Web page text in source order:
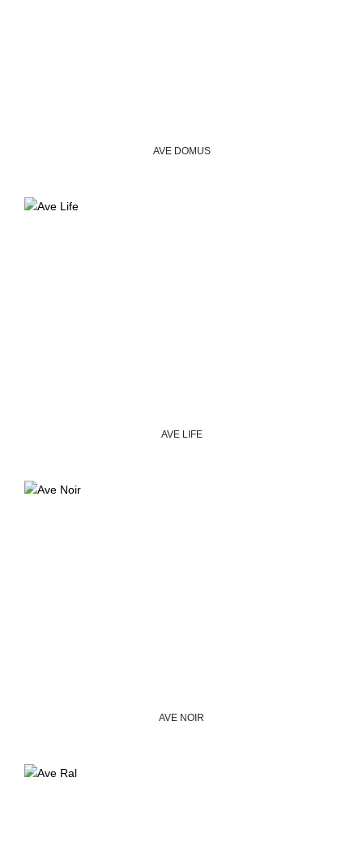
AVE DOMUS
AVE LIFE
AVE NOIR